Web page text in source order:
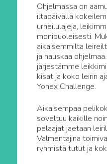
Ohjelmassa on
iltapäivällä
urheilulajeja,
monipuoleisesti.
aikaisemmilta
ja hauskaa
järjestämme
kisat ja koko leirin
Yonex Challenge.
Aikaisempaa
soveltuu kaikille
pelaajat jaetaan
Valmentajina
ryhmistä tutut ja